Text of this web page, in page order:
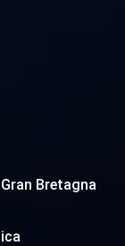
Bretagna